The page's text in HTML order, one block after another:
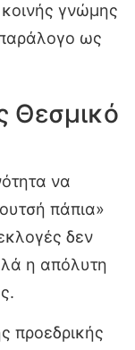
γνώμης
ως
Θεσμικό
να
πάπια»
δεν
η απόλυτη
προεδρικής